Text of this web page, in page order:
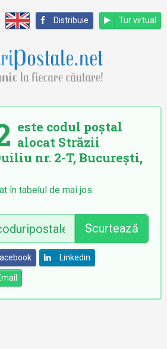
Distribuie Tur virtual
este codul poștal
alocat Străzii
nr. 2-T, București,
în tabelul de mai jos.
Scurtează
Linkedin